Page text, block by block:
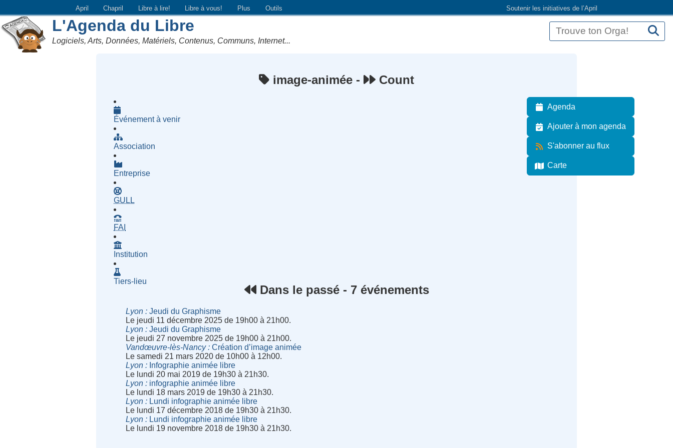
Soutenir les initiatives de l’April
April Chapril Libre à lire! Libre à vous! Plus Outils
L'Agenda du Libre
Logiciels, Arts, Données, Matériels, Contenus, Communs, Internet...
image-animée - Count
Agenda
Ajouter à mon agenda
S'abonner au flux
Carte
Événement à venir
Association
Entreprise
GULL
FAI
Institution
Tiers-lieu
Dans le passé - 7 événements
Lyon
Jeudi du Graphisme
Le jeudi 11 décembre 2025 de 19h00 à 21h00.
Lyon
Jeudi du Graphisme
Le jeudi 27 novembre 2025 de 19h00 à 21h00.
Vandœuvre-lès-Nancy
Création d’image animée
Le samedi 21 mars 2020 de 10h00 à 12h00.
Lyon
Infographie animée libre
Le lundi 20 mai 2019 de 19h30 à 21h30.
Lyon
infographie animée libre
Le lundi 18 mars 2019 de 19h30 à 21h30.
Lyon
Lundi infographie animée libre
Le lundi 17 décembre 2018 de 19h30 à 21h30.
Lyon
Lundi infographie animée libre
Le lundi 19 novembre 2018 de 19h30 à 21h30.